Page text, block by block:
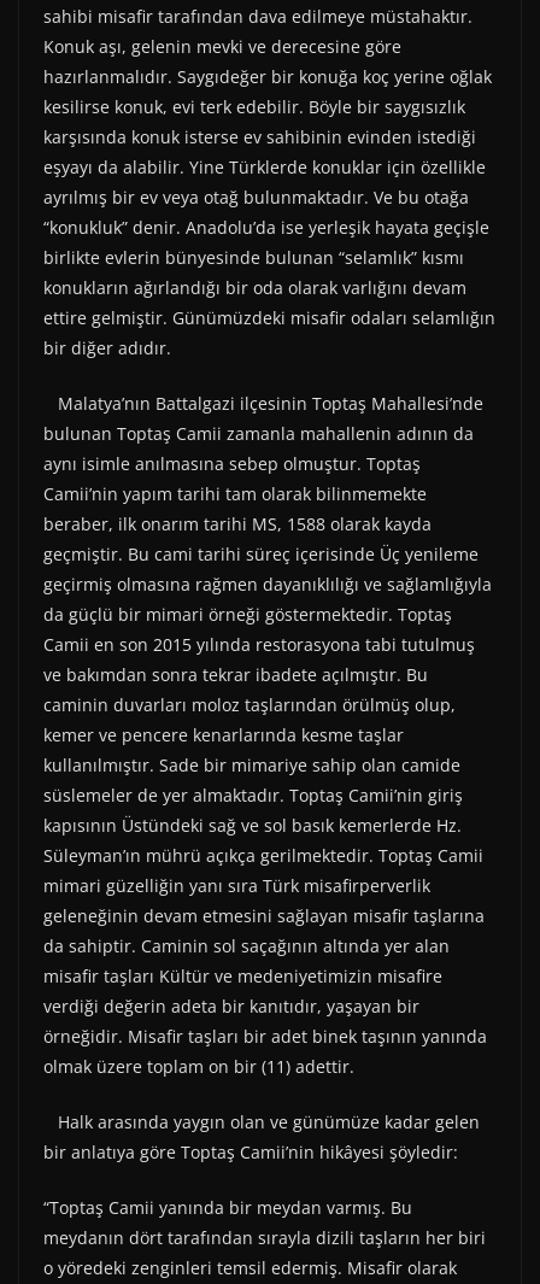
sahibi misafir tarafından dava edilmeye müstahaktır.
Konuk aşı, gelenin mevki ve derecesine göre
hazırlanmalıdır. Saygıdeğer bir konuğa koç yerine oğlak
kesilirse konuk, evi terk edebilir. Böyle bir saygısızlık
karşısında konuk isterse ev sahibinin evinden istediği
eşyayı da alabilir. Yine Türklerde konuklar için özellikle
ayrılmış bir ev veya otağ bulunmaktadır. Ve bu otağa
“konukluk” denir. Anadolu’da ise yerleşik hayata geçişle
birlikte evlerin bünyesinde bulunan “selamlık” kısmı
konukların ağırlandığı bir oda olarak varlığını devam
ettire gelmiştir. Günümüzdeki misafir odaları selamlığın
bir diğer adıdır.
Malatya’nın Battalgazi ilçesinin Toptaş Mahallesi’nde
bulunan Toptaş Camii zamanla mahallenin adının da
aynı isimle anılmasına sebep olmuştur. Toptaş
Camii’nin yapım tarihi tam olarak bilinmemekte
beraber, ilk onarım tarihi MS, 1588 olarak kayda
geçmiştir. Bu cami tarihi süreç içerisinde Üç yenileme
geçirmiş olmasına rağmen dayanıklılığı ve sağlamlığıyla
da güçlü bir mimari örneği göstermektedir. Toptaş
Camii en son 2015 yılında restorasyona tabi tutulmuş
ve bakımdan sonra tekrar ibadete açılmıştır. Bu
caminin duvarları moloz taşlarından örülmüş olup,
kemer ve pencere kenarlarında kesme taşlar
kullanılmıştır. Sade bir mimariye sahip olan camide
süslemeler de yer almaktadır. Toptaş Camii’nin giriş
kapısının Üstündeki sağ ve sol basık kemerlerde Hz.
Süleyman’ın mührü açıkça gerilmektedir. Toptaş Camii
mimari güzelliğin yanı sıra Türk misafirperverlik
geleneğinin devam etmesini sağlayan misafir taşlarına
da sahiptir. Caminin sol saçağının altında yer alan
misafir taşları Kültür ve medeniyetimizin misafire
verdiği değerin adeta bir kanıtıdır, yaşayan bir
örneğidir. Misafir taşları bir adet binek taşının yanında
olmak üzere toplam on bir (11) adettir.
Halk arasında yaygın olan ve günümüze kadar gelen
bir anlatıya göre Toptaş Camii’nin hikâyesi şöyledir:
“Toptaş Camii yanında bir meydan varmış. Bu
meydanın dört tarafından sırayla dizili taşların her biri
o yöredeki zenginleri temsil edermiş. Misafir olarak